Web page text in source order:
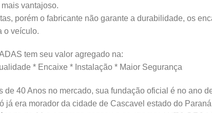
vantajoso.
porém o fabricante não garante a durabilidade, os
o veículo.
tem seu valor agregado na:
* Encaixe * Instalação * Maior Segurança
de 40 Anos no mercado, sua fundação oficial é no ano
já era morador da cidade de Cascavel estado do